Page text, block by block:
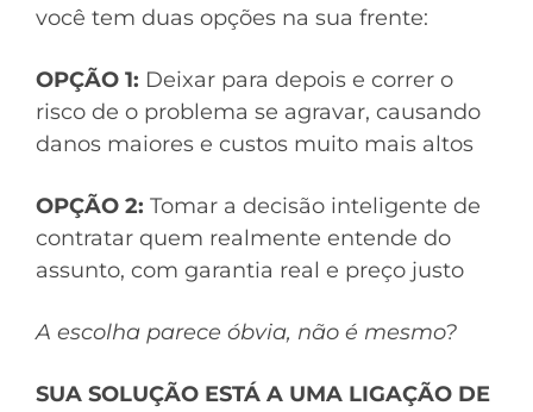
você tem duas opções na sua frente:
OPÇÃO 1: Deixar para depois e correr o
risco de o problema se agravar, causando
danos maiores e custos muito mais altos
OPÇÃO 2: Tomar a decisão inteligente de
contratar quem realmente entende do
assunto, com garantia real e preço justo
A escolha parece óbvia, não é mesmo?
SUA SOLUÇÃO ESTÁ A UMA LIGAÇÃO DE